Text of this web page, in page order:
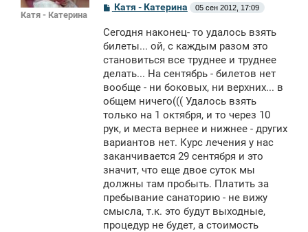
Катя - Катерина
С
б
щ
н
и
Катя - Катерина 05 сен 2012, 17:09
Сегодня наконец- то удалось взять
билеты... ой, с каждым разом это
становиться все труднее и труднее
делать... На сентябрь - билетов нет
вообще - ни боковых, ни верхних... в
общем ничего((( Удалось взять
только на 1 октября, и то через 10
рук, и места вернее и нижнее - других
вариантов нет. Курс лечения у нас
заканчивается 29 сентября и это
значит, что еще двое суток мы
должны там пробыть. Платить за
пребывание санаторию - не вижу
смысла, т.к. это будут выходные,
процедур не будет, а стоимость